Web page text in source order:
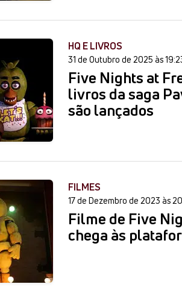
HQ E LIVROS
31 de Outubro de 2025 às
Five Nights at
livros da saga
são lançados
FILMES
17 de Dezembro de 2023 às
Filme de Five
chega às